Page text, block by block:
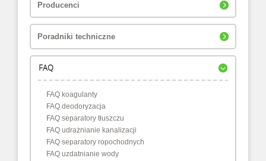
Producenci
Poradniki techniczne
FAQ
FAQ koagulanty
FAQ deodoryzacja
FAQ separatory tłuszczu
FAQ udrażnianie kanalizacji
FAQ separatory ropochodnych
FAQ uzdatnianie wody